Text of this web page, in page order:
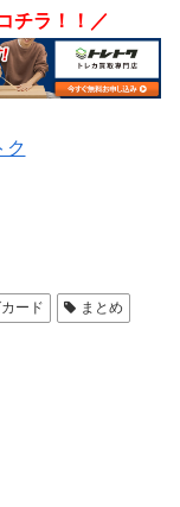
チラ！！／
ク
ード
まとめ